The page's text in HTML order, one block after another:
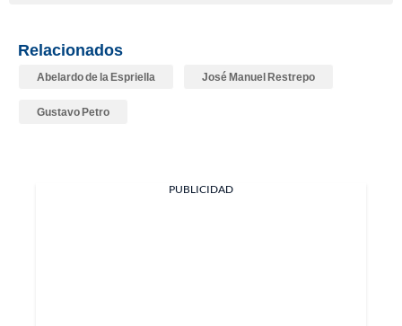
Relacionados
Abelardo de la Espriella José Manuel Restrepo
Gustavo Petro
PUBLICIDAD